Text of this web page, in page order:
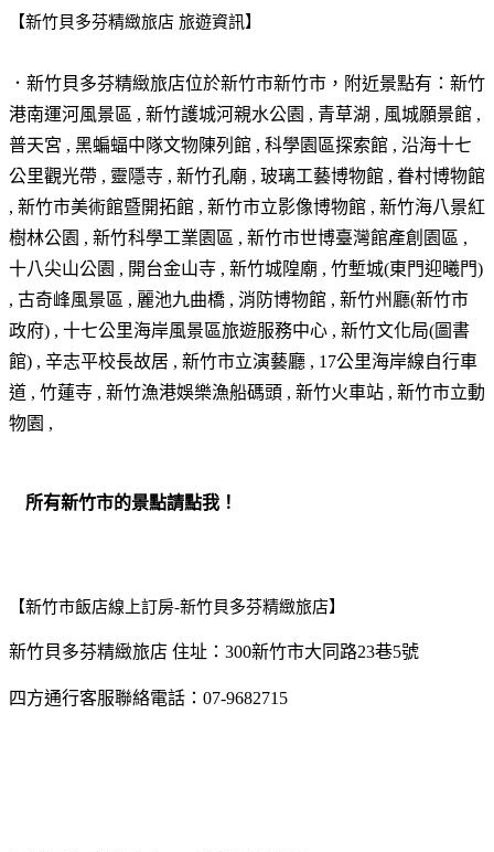
【新竹貝多芬精緻旅店 旅遊資訊】
．新竹貝多芬精緻旅店位於新竹市新竹市 ，附近景點有：新竹
港南運河風景區 , 新竹護城河親水公園 , 青草湖 , 風城願景館 ,
普天宮 , 黑蝙蝠中隊文物陳列館 , 科學園區探索館 , 沿海十七
公里觀光帶 , 靈隱寺 , 新竹孔廟 , 玻璃工藝博物館 , 眷村博物館
, 新竹市美術館暨開拓館 , 新竹市立影像博物館 , 新竹海八景紅
樹林公園 , 新竹科學工業園區 , 新竹市世博臺灣館產創園區 ,
十八尖山公園 , 開台金山寺 , 新竹城隍廟 , 竹塹城(東門迎曦門)
, 古奇峰風景區 , 麗池九曲橋 , 消防博物館 , 新竹州廳(新竹市
政府) , 十七公里海岸風景區旅遊服務中心 , 新竹文化局(圖書
館) , 辛志平校長故居 , 新竹市立演藝廳 , 17公里海岸線自行車
道 , 竹蓮寺 , 新竹漁港娛樂漁船碼頭 , 新竹火車站 , 新竹市立動
物園 ,
所有新竹市的景點請點我！
【新竹市飯店線上訂房-新竹貝多芬精緻旅店】
新竹貝多芬精緻旅店 住址：300新竹市大同路23巷5號
四方通行客服聯絡電話：07-9682715